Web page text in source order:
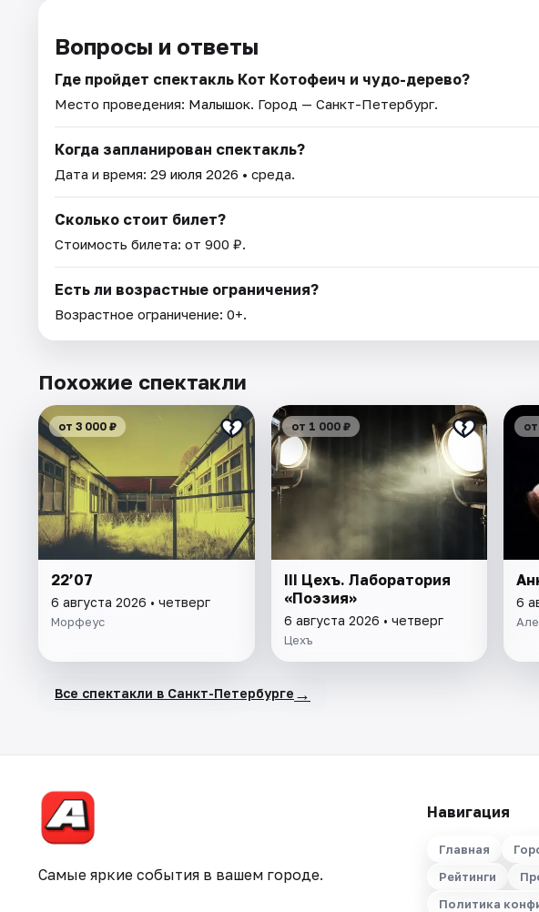
Вопросы и ответы
Где пройдет спектакль Кот Котофеич и чудо-дерево?
Место проведения: Малышок. Город — Санкт-Петербург.
Когда запланирован спектакль?
Дата и время: 29 июля 2026 • среда.
Сколько стоит билет?
Стоимость билета: от 900 ₽.
Есть ли возрастные ограничения?
Возрастное ограничение: 0+.
Похожие спектакли
от 3 000 ₽
22’07
6 августа 2026 • четверг
Морфеус
от 1 000 ₽
III Цехъ. Лаборатория
«Поэзия»
6 августа 2026 • четверг
Цехъ
6
Все спектакли в Санкт-Петербурге →
Самые яркие события в вашем городе.
Навигация
Главная
Рейтинги
Политика